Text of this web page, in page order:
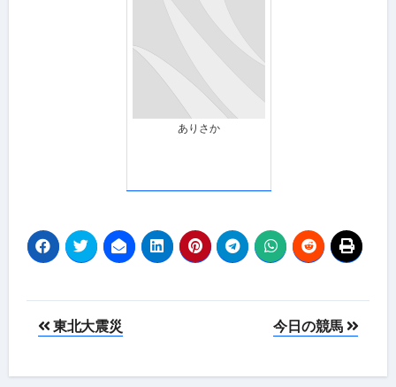
ありさか
投東北大震災 今日の競馬